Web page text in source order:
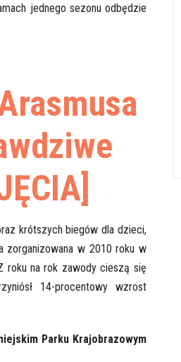
jednego sezonu odbędzie
krótszych biegów dla dzieci,
zorganizowana w 2010 roku w
roku na rok zawody cieszą się
14-procentowy wzrost
Parku Krajobrazowym